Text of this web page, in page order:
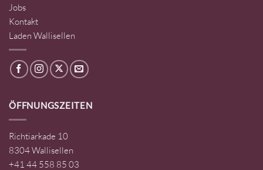
Jobs
Kontakt
Laden Wallisellen
ÖFFNUNGSZEITEN
Richtiarkade 10
8304 Wallisellen
+41 44 558 85 03